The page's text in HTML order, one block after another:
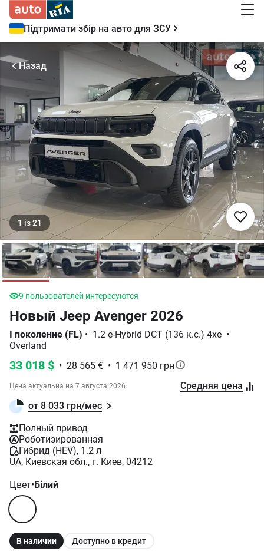
Підтримати збір на авто для ЗСУ
1 із21
Назад
6 добавлений в избранное
Новый Jeep Avenger 2026
I поколение (FL) • 1.2 e-Hybrid DCT (136 к.с.) 4xe •
Overland
33 018 $ • 28 565 € • 1 471 950 грн
Цена актуальна на 7 августа 2026
Средняя цена
от 8 033 грн/мес
Полный привод
Роботизированная
Гибрид (HEV), 1.2 л
UA, Киевская обл., г. Киев, 04212
Цвет•Білий
В наличии Доступно в кредит